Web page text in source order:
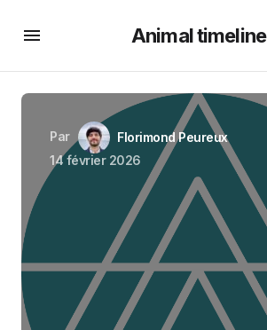
Animal timeline
Par
Florimond Peureux
14 février 2026